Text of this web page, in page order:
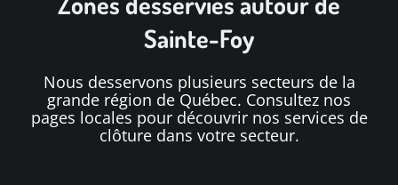
Sainte-Foy
Nous desservons plusieurs secteurs de la
grande région de Québec. Consultez nos
pages locales pour découvrir nos services de
clôture dans votre secteur.